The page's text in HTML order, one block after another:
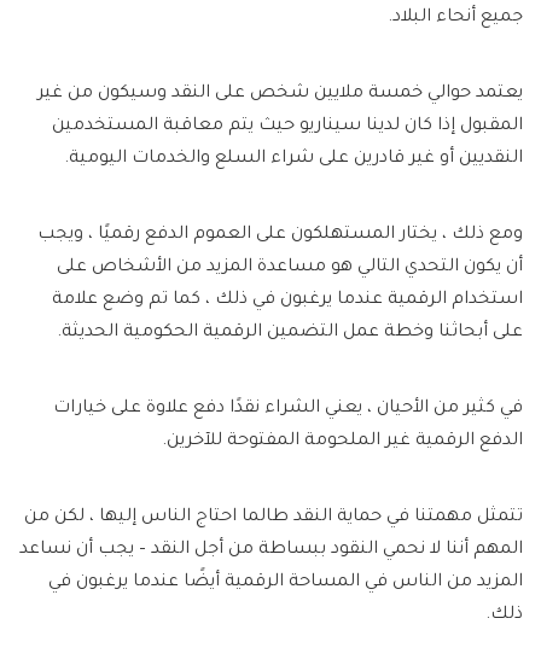
جميع أنحاء البلاد.
يعتمد حوالي خمسة ملايين شخص على النقد وسيكون من غير
المقبول إذا كان لدينا سيناريو حيث يتم معاقبة المستخدمين
النقديين أو غير قادرين على شراء السلع والخدمات اليومية.
ومع ذلك ، يختار المستهلكون على العموم الدفع رقميًا ، ويجب
أن يكون التحدي التالي هو مساعدة المزيد من الأشخاص على
استخدام الرقمية عندما يرغبون في ذلك ، كما تم وضع علامة
على أبحاثنا وخطة عمل التضمين الرقمية الحكومية الحديثة.
في كثير من الأحيان ، يعني الشراء نقدًا دفع علاوة على خيارات
الدفع الرقمية غير الملحومة المفتوحة للآخرين.
تتمثل مهمتنا في حماية النقد طالما احتاج الناس إليها ، لكن من
المهم أننا لا نحمي النقود ببساطة من أجل النقد – يجب أن نساعد
المزيد من الناس في المساحة الرقمية أيضًا عندما يرغبون في
ذلك.